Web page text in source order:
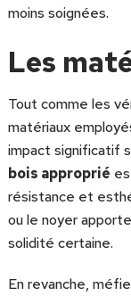
moins soignées.
Les
Tout comme les
matériaux
impact significatif
bois approprié
résistance et
ou le noyer
solidité certaine.
En revanche,